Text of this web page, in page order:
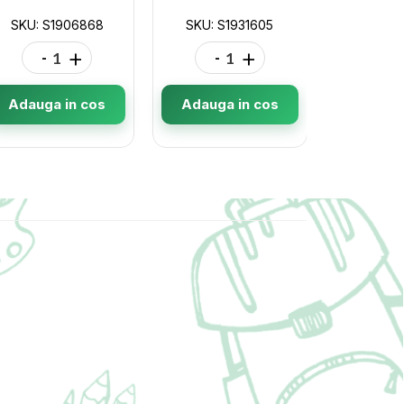
SKU: S1906868
- +
Adauga in cos
SKU: S1931605
- +
Adauga in cos